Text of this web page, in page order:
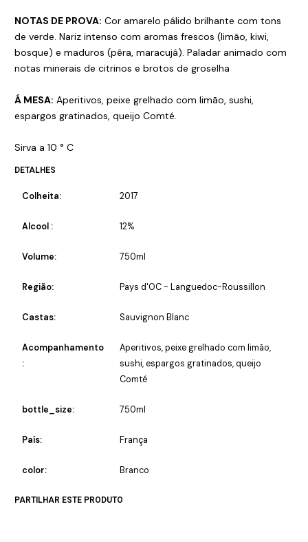
NOTAS DE PROVA: Cor amarelo pálido brilhante com tons
de verde. Nariz intenso com aromas frescos (limão, kiwi,
bosque) e maduros (pêra, maracujá). Paladar animado com
notas minerais de citrinos e brotos de groselha
Á MESA: Aperitivos, peixe grelhado com limão, sushi,
espargos gratinados, queijo Comté.
Sirva a 10 ° C
DETALHES
Colheita: 2017
Alcool : 12%
Volume: 750ml
Região: Pays d'OC - Languedoc-Roussillon
Castas: Sauvignon Blanc
Acompanhamento
:
Aperitivos, peixe grelhado com limão,
sushi, espargos gratinados, queijo
Comté
bottle_size: 750ml
País: França
color: Branco
PARTILHAR ESTE PRODUTO